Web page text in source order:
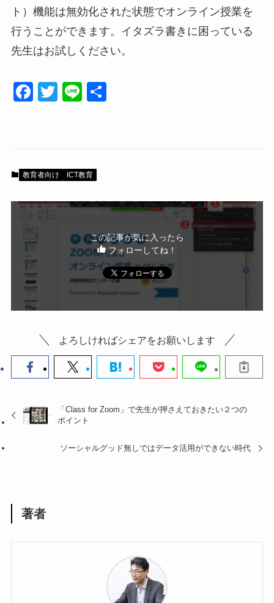
ト）機能は無効化された状態でオンライン授業を
行うことができます。イタズラ書きに困っている
先生はお試しください。
F
e
b
o
k
T
er
Li
教育者向け ICT教育
この記事が気に入ったら
フォローしてね！
よろしければシェアをお願いします
「Class for Zoom」で先生が押さえておきたい２つの
ポイント
ソーシャルグッド無しではデータ活用ができない時代
著者